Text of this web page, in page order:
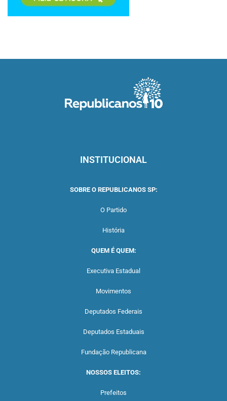
INSTITUCIONAL
SOBRE O REPUBLICANOS SP:
O Partido
História
QUEM É QUEM:
Executiva Estadual
Movimentos
Deputados Federais
Deputados Estaduais
Fundação Republicana
NOSSOS ELEITOS:
Prefeitos